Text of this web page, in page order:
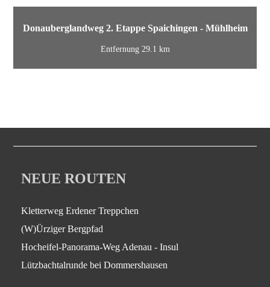
Donauberglandweg 2. Etappe Spaichingen - Mühlheim
Entfernung 29.1 km
NEUE ROUTEN
Kletterweg Erdener Treppchen
(W)Ürziger Bergpfad
Hocheifel-Panorama-Weg Adenau - Insul
Lützbachtalrunde bei Dommershausen